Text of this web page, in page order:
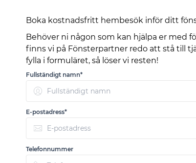
Boka kostnadsfritt hembesök inför ditt
Behöver ni någon som kan hjälpa er med
finns vi på Fönsterpartner redo att stå till
fylla i formuläret, så löser vi resten!
Fullständigt namn*
E-postadress*
Telefonnummer